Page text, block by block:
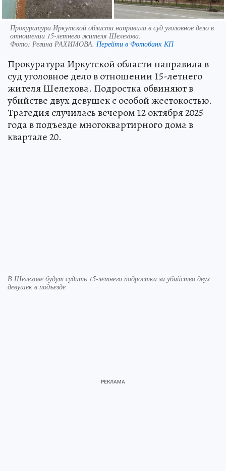
Прокуратура Иркутской области направила в суд уголовное дело в
отношении 15-летнего жителя Шелехова.
Фото: Регина РАХИМОВА. Перейти в Фотобанк КП
Прокуратура Иркутской области направила в
суд уголовное дело в отношении 15-летнего
жителя Шелехова. Подростка обвиняют в
убийстве двух девушек с особой жестокостью.
Трагедия случилась вечером 12 октября 2025
года в подъезде многоквартирного дома в
квартале 20.
В Шелехове будут судить 15-летнего подростка за убийство двух
девушек в подъезде